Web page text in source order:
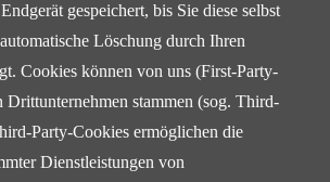
gespeichert, bis Sie diese selbst
Löschung durch Ihren
Cookies können von uns (First-Party-
Drittunternehmen stammen (sog. Third-
Party-Cookies ermöglichen die
Dienstleistungen von